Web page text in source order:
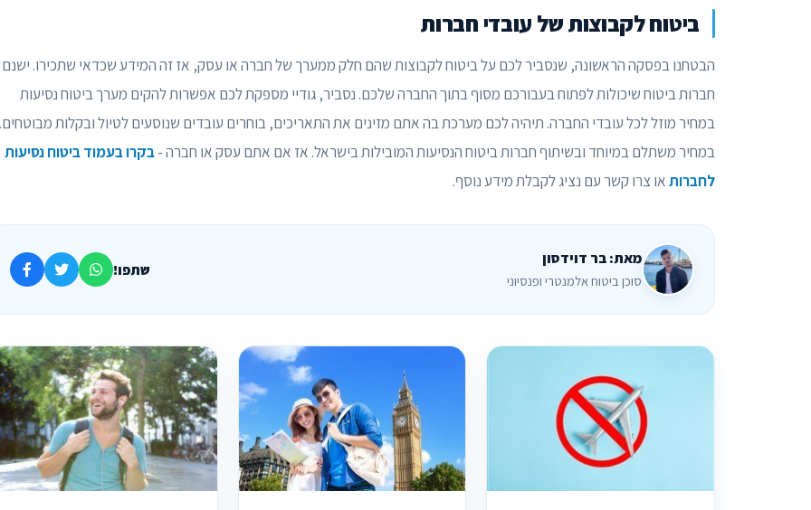
ביטוח לקבוצות של עובדי חברות
הבטחנו בפסקה הראשונה, שנסביר לכם על ביטוח לקבוצות שהם חלק ממערך של חברה או עסק, אז זה המידע שכדאי שתכירו. ישנם
חברות ביטוח שיכולות לפתוח בעבורכם מסוף בתוך החברה שלכם. נסביר, גודיי מספקת לכם אפשרות להקים מערך ביטוח נסיעות
במחיר מוזל לכל עובדי החברה. תיהיה לכם מערכת בה אתם מזינים את התאריכים, בוחרים עובדים שנוסעים לטיול ובקלות מבוטחים.
במחיר משתלם במיוחד ובשיתוף חברות ביטוח הנסיעות המובילות בישראל. אז אם אתם עסק או חברה -בקרו בעמוד ביטוח נסיעות
לחברותאו צרו קשר עם נציג לקבלת מידע נוסף.
מאת: בר דוידסון
סוכן ביטוח אלמנטרי ופנסיוני
שתפו!